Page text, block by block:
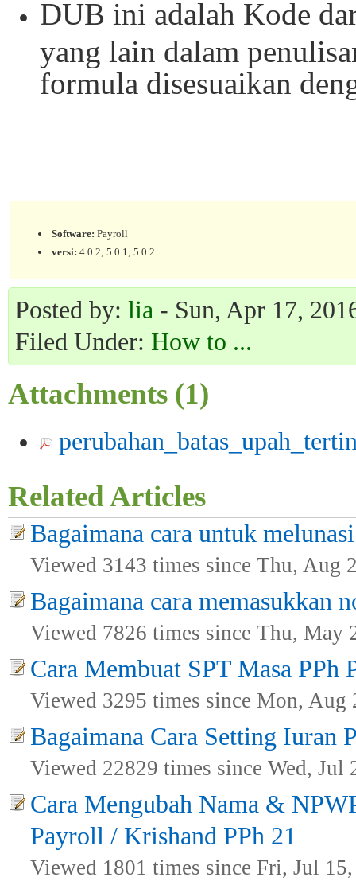
DUB ini adalah Kode
yang lain dalam
formula disesuaikan
Software: Payroll
versi: 4.0.2; 5.0.1; 5.0.2
Posted by: lia - Sun, Apr 17,
Filed Under: How to ...
Attachments (1)
Related Articles
Bagaimana cara untuk
Viewed 3143 times since Thu, Aug
Bagaimana cara memasukkan
Viewed 7826 times since Thu, May
Cara Membuat SPT Masa
Viewed 3295 times since Mon, Aug
Bagaimana Cara Setting Iuran
Viewed 22829 times since Wed, Jul
Cara Mengubah Nama &
Payroll / Krishand PPh 21
Viewed 1801 times since Fri, Jul